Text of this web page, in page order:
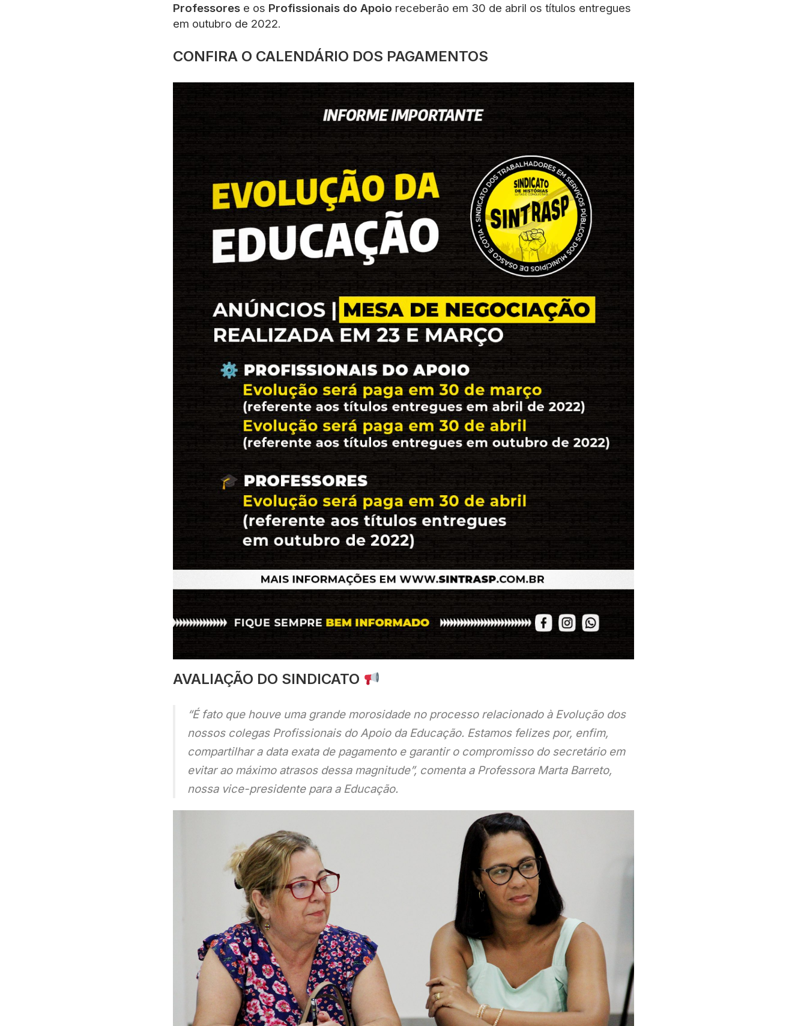
Professores e os Profissionais do Apoio receberão em 30 de abril os títulos entregues
em outubro de 2022.
CONFIRA O CALENDÁRIO DOS PAGAMENTOS
AVALIAÇÃO DO SINDICATO
“É fato que houve uma grande morosidade no processo relacionado à Evolução dos
nossos colegas Profissionais do Apoio da Educação. Estamos felizes por, enfim,
compartilhar a data exata de pagamento e garantir o compromisso do secretário em
evitar ao máximo atrasos dessa magnitude”, comenta a Professora Marta Barreto,
nossa vice-presidente para a Educação.